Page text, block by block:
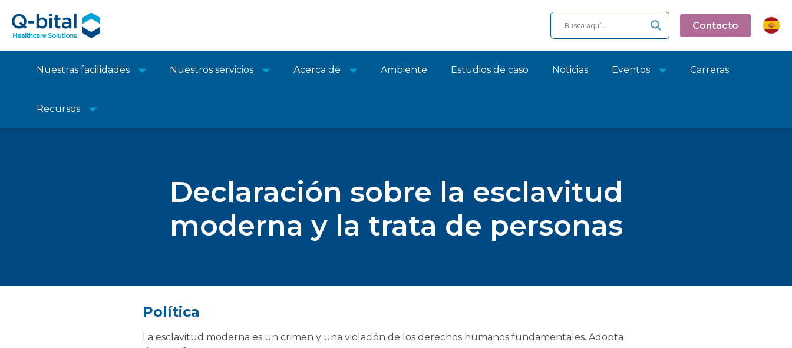
Contacto
Nuestras facilidades Nuestros servicios Acerca de Ambiente Estudios de caso Noticias Eventos Carreras
Recursos
Declaración sobre la esclavitud
moderna y la trata de personas
Política
La esclavitud moderna es un crimen y una violación de los derechos humanos fundamentales. Adopta